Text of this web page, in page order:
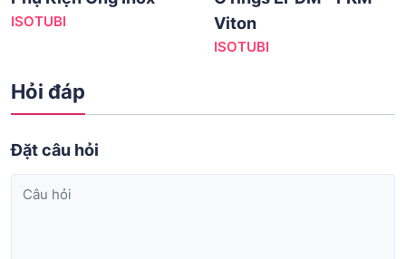
ISOTUBI
Viton
ISOTUBI
Hỏi đáp
Đặt câu hỏi